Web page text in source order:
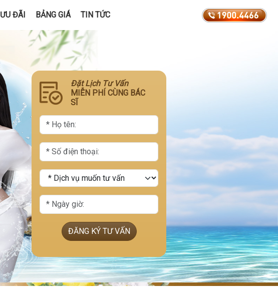
ƯU ĐÃI BẢNG GIÁ TIN TỨC
Đặt Lịch Tư Vấn
MIỄN PHÍ CÙNG BÁC
SĨ
ĐĂNG KÝ TƯ VẤN